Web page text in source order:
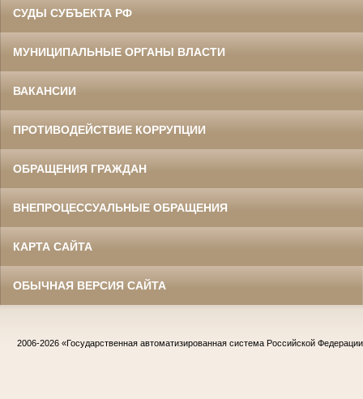
СУДЫ СУБЪЕКТА РФ
МУНИЦИПАЛЬНЫЕ ОРГАНЫ ВЛАСТИ
ВАКАНСИИ
ПРОТИВОДЕЙСТВИЕ КОРРУПЦИИ
ОБРАЩЕНИЯ ГРАЖДАН
ВНЕПРОЦЕССУАЛЬНЫЕ ОБРАЩЕНИЯ
КАРТА САЙТА
ОБЫЧНАЯ ВЕРСИЯ САЙТА
2006-2026 «Государственная автоматизированная система Российской